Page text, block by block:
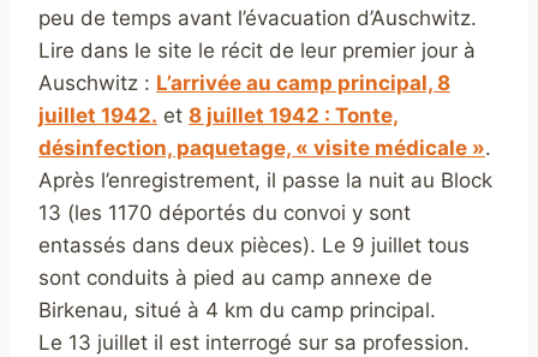
peu de temps avant l’évacuation d’Auschwitz.
Lire dans le site le récit de leur premier jour à
Auschwitz : L’arrivée au camp principal, 8
juillet 1942. et 8 juillet 1942 : Tonte,
désinfection, paquetage, « visite médicale ».
Après l’enregistrement, il passe la nuit au Block
13 (les 1170 déportés du convoi y sont
entassés dans deux pièces). Le 9 juillet tous
sont conduits à pied au camp annexe de
Birkenau, situé à 4 km du camp principal.
Le 13 juillet il est interrogé sur sa profession.